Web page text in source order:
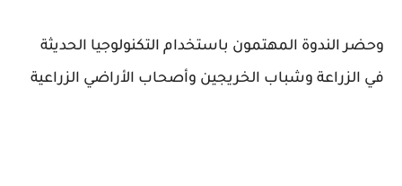
وحضر الندوة المهتمون باستخدام التكنولوجيا الحديثة
في الزراعة وشباب الخريجين وأصحاب الأراضي الزراعية